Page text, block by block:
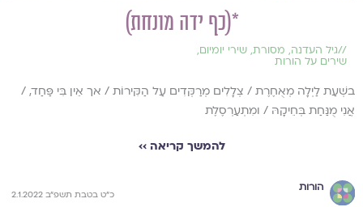
*(כף ידה מונחת)
//גיל העדנה, מסורת, שירי יומיום,
שירים על הורות
בשְׁעַת לַיְלָה מְאֻחֶרֶת / צְלָלִים מְרַקְּדִים עַל הַקִּירוֹת / אך אֵין בִּי פַּחַד, /
אֲנִי מֻנַּחַת בְּחֵיקָהּ / ומִתְעַרְסֶלֶת
להמשך קריאה ››
הורות
כ"ט בטבת תשפ"ב 2.1.2022